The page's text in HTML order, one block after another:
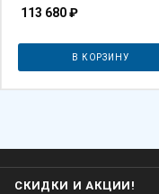
113 680₽
В КОРЗИНУ
СКИДКИ И АКЦИИ!